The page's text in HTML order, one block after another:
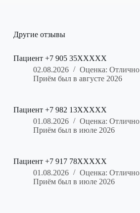
Другие отзывы
Пациент +7 905 35XXXXX
02.08.2026
Оценка: Отлично
Приём был в августе 2026
Пациент +7 982 13XXXXX
01.08.2026
Оценка: Отлично
Приём был в июле 2026
Пациент +7 917 78XXXXX
01.08.2026
Оценка: Отлично
Приём был в июле 2026